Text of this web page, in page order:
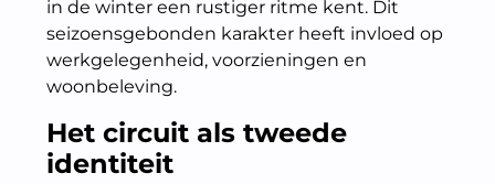
in de winter een rustiger ritme kent. Dit
seizoensgebonden karakter heeft invloed op
werkgelegenheid, voorzieningen en
woonbeleving.
Het circuit als tweede
identiteit